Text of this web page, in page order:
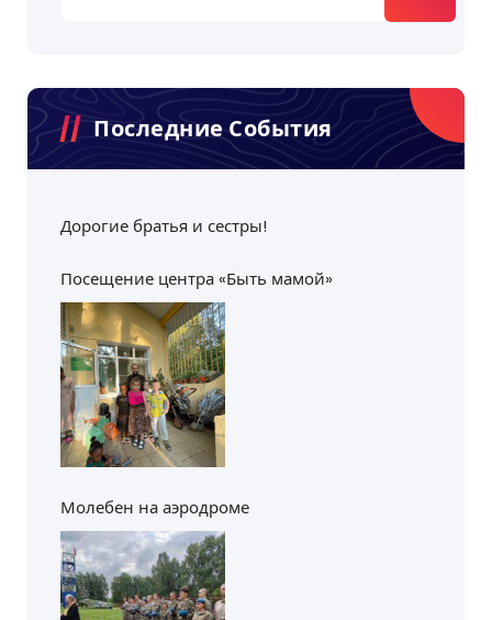
Последние События
Дорогие братья и сестры!
Посещение центра «Быть мамой»
Молебен на аэродроме